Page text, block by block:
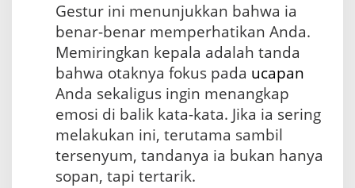
Gestur ini menunjukkan bahwa ia
benar-benar memperhatikan Anda.
Memiringkan kepala adalah tanda
bahwa otaknya fokus pada ucapan
Anda sekaligus ingin menangkap
emosi di balik kata-kata. Jika ia sering
melakukan ini, terutama sambil
tersenyum, tandanya ia bukan hanya
sopan, tapi tertarik.